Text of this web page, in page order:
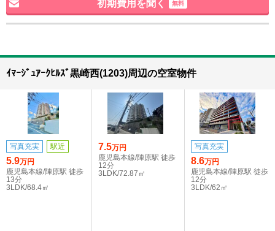
初期費用を聞く 無料
ｲﾏｰｼﾞｭｱｰｸﾋﾙｽﾞ黒崎西(1203)周辺の空室物件
写真充実 駅近
5.9万円
鹿児島本線/陣原駅 徒歩
13分
3LDK/68.4㎡
7.5万円
鹿児島本線/陣原駅 徒歩
12分
3LDK/72.87㎡
写真充実
8.6万円
鹿児島本線/陣原駅 徒歩
12分
3LDK/62㎡